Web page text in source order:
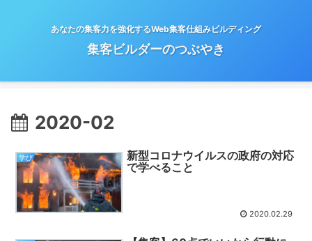
あなたの集客力を強化するWeb集客仕組みビルディング
集客ビルダーのつぶやき
2020-02
学び
新型コロナウイルスの政府の対応
で学べること
2020.02.29